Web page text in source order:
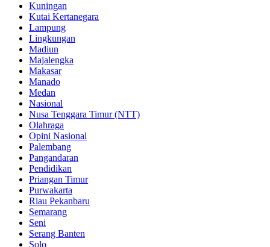
Kuningan
Kutai Kertanegara
Lampung
Lingkungan
Madiun
Majalengka
Makasar
Manado
Medan
Nasional
Nusa Tenggara Timur (NTT)
Olahraga
Opini Nasional
Palembang
Pangandaran
Pendidikan
Priangan Timur
Purwakarta
Riau Pekanbaru
Semarang
Seni
Serang Banten
Solo